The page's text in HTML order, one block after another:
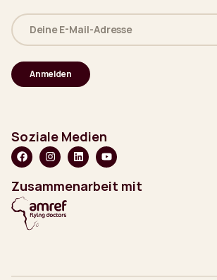
Deine
E-
Mail-
(erforderlich)
Soziale Medien
Zusammenarbeit mit